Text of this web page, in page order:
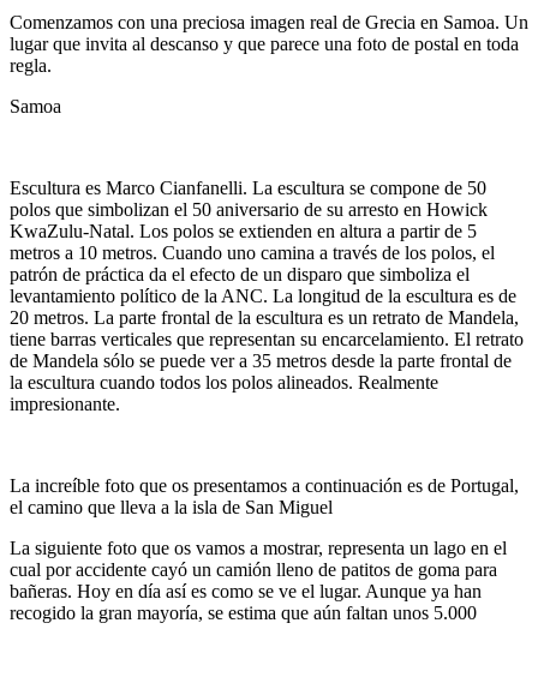
Comenzamos con una preciosa imagen real de Grecia en Samoa. Un
lugar que invita al descanso y que parece una foto de postal en toda
regla.
Samoa
Escultura es Marco Cianfanelli. La escultura se compone de 50
polos que simbolizan el 50 aniversario de su arresto en Howick
KwaZulu-Natal. Los polos se extienden en altura a partir de 5
metros a 10 metros. Cuando uno camina a través de los polos, el
patrón de práctica da el efecto de un disparo que simboliza el
levantamiento político de la ANC. La longitud de la escultura es de
20 metros. La parte frontal de la escultura es un retrato de Mandela,
tiene barras verticales que representan su encarcelamiento. El retrato
de Mandela sólo se puede ver a 35 metros desde la parte frontal de
la escultura cuando todos los polos alineados. Realmente
impresionante.
La increíble foto que os presentamos a continuación es de Portugal,
el camino que lleva a la isla de San Miguel
La siguiente foto que os vamos a mostrar, representa un lago en el
cual por accidente cayó un camión lleno de patitos de goma para
bañeras. Hoy en día así es como se ve el lugar. Aunque ya han
recogido la gran mayoría, se estima que aún faltan unos 5.000